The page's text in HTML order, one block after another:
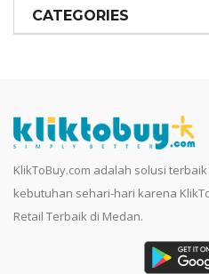
CATEGORIES
KlikToBuy.com adalah solusi
kebutuhan sehari-hari karena
Retail Terbaik di Medan.